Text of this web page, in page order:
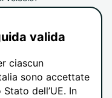
valida
ciascun
sono accettate
dell’UE. In